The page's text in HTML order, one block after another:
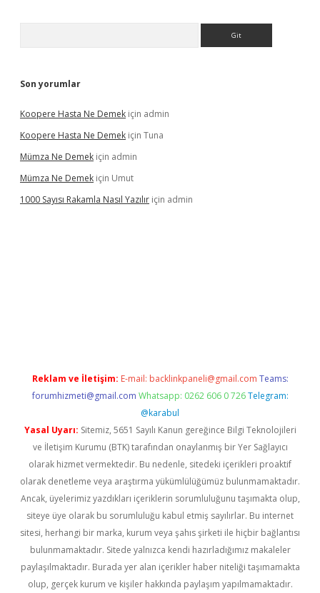
Son yorumlar
Koopere Hasta Ne Demek için admin
Koopere Hasta Ne Demek için Tuna
Mümza Ne Demek için admin
Mümza Ne Demek için Umut
1000 Sayısı Rakamla Nasıl Yazılır için admin
Reklam ve İletişim: E-mail: backlinkpaneli@gmail.com Teams:
forumhizmeti@gmail.com Whatsapp: 0262 606 0 726 Telegram:
@karabul
Yasal Uyarı: Sitemiz, 5651 Sayılı Kanun gereğince Bilgi Teknolojileri
ve İletişim Kurumu (BTK) tarafından onaylanmış bir Yer Sağlayıcı
olarak hizmet vermektedir. Bu nedenle, sitedeki içerikleri proaktif
olarak denetleme veya araştırma yükümlülüğümüz bulunmamaktadır.
Ancak, üyelerimiz yazdıkları içeriklerin sorumluluğunu taşımakta olup,
siteye üye olarak bu sorumluluğu kabul etmiş sayılırlar. Bu internet
sitesi, herhangi bir marka, kurum veya şahıs şirketi ile hiçbir bağlantısı
bulunmamaktadır. Sitede yalnızca kendi hazırladığımız makaleler
paylaşılmaktadır. Burada yer alan içerikler haber niteliği taşımamakta
olup, gerçek kurum ve kişiler hakkında paylaşım yapılmamaktadır.